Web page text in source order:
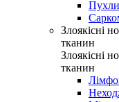
Злоякісні
тканин
Злоякісні
тканин